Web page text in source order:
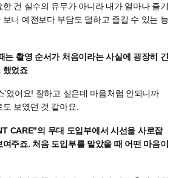
건 실수의 유무가 아니라 내가 얼마나 즐기
보니 예전보다 부담도 덜하고 즐길 수 있는 능
는 촬영 순서가 처음이라는 사실에 굉장히 긴
했었죠
’였어요! 잘하고 싶은데 마음처럼 안되니까
보였던 것 같아요.
CARE”의 무대 도입부에서 시선을 사로잡
주죠. 처음 도입부를 맡았을 때 어떤 마음이